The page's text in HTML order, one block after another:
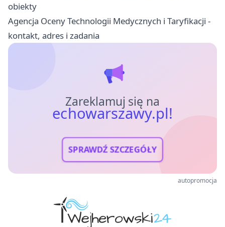
obiekty
Agencja Oceny Technologii Medycznych i Taryfikacji -
kontakt, adres i zadania
Zareklamuj się na
echowarszawy.pl!
SPRAWDŹ SZCZEGÓŁY
autopromocja